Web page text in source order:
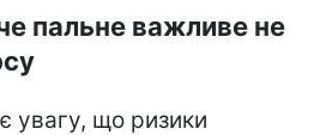
пальне важливе не
увагу, що ризики